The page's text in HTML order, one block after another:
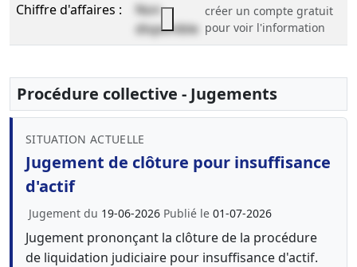
Chiffre d'affaires :
Non
disponible
créer un compte gratuit
pour voir l'information
Procédure collective - Jugements
SITUATION ACTUELLE
Jugement de clôture pour insuffisance
d'actif
Jugement du 19-06-2026 Publié le 01-07-2026
Jugement prononçant la clôture de la procédure
de liquidation judiciaire pour insuffisance d'actif.